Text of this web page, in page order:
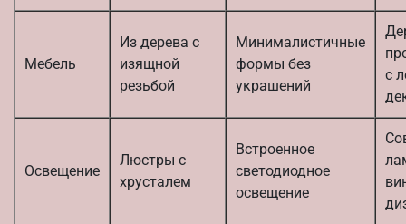
Мебель
Из дерева с
изящной
резьбой
Минималистичные
формы без
украшений
с
Освещение
Люстры с
хрусталем
Встроенное
светодиодное
освещение